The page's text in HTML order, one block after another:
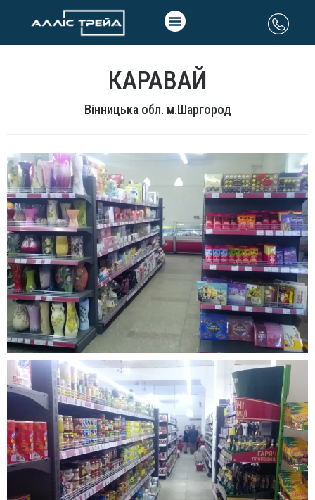
КАРАВАЙ
Вінницька обл. м.Шаргород